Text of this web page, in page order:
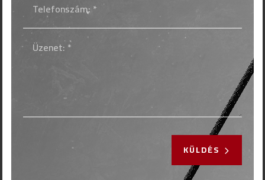
KÜLDÉS